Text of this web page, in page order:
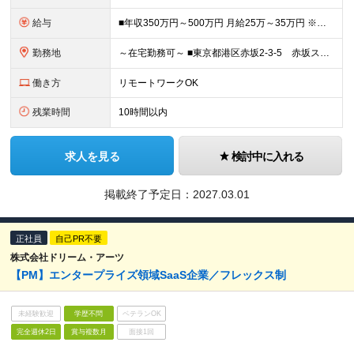
給与 ■年収350万円～500万円 月給25万～35万円 ※経験、スキルに応じて決定します ※残業代全額支給 ※試用期間3ヵ月あり。期間中の給与・待遇の差異はありません
勤務地 ～在宅勤務可～ ■東京都港区赤坂2-3-5 赤坂スターゲートプラザ14階 （変更の範囲）会社の定める勤務地
働き方 リモートワークOK
残業時間 10時間以内
求人を見る 検討中に入れる
掲載終了予定日： 2027.03.01
正社員 自己PR不要
株式会社ドリーム・アーツ
【PM】エンタープライズ領域SaaS企業／フレックス制
未経験歓迎 学歴不問 ベテランOK
完全週休2日 賞与複数月 面接1回